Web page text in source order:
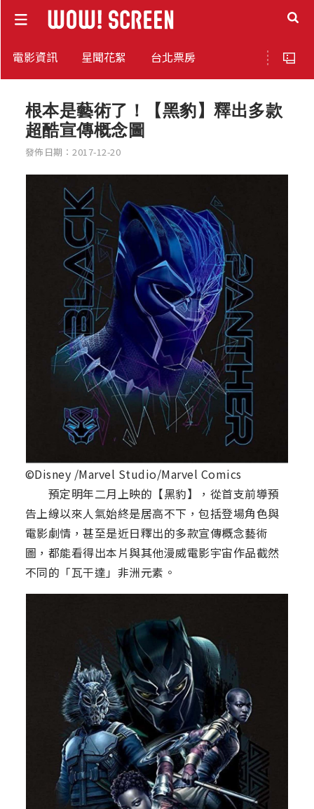
電影資訊 星聞花絮 台北票房
根本是藝術了！【黑豹】釋出多款
超酷宣傳概念圖
發佈日期：2017-12-20
©Disney /Marvel Studio/Marvel Comics
預定明年二月上映的【黑豹】，從首支前導預
告上線以來人氣始終是居高不下，包括登場角色與
電影劇情，甚至是近日釋出的多款宣傳概念藝術
圖，都能看得出本片與其他漫威電影宇宙作品截然
不同的「瓦干達」非洲元素。